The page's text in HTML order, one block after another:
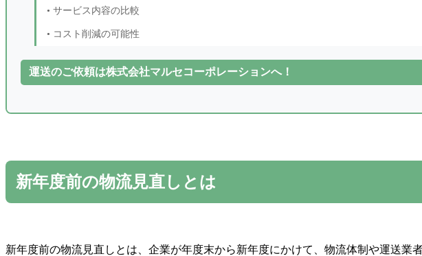
• サービス内容の比較
• コスト削減の可能性
運送のご依頼は株式会社マルセコーポレーションへ！
新年度前の物流見直しとは
新年度前の物流見直しとは、企業が年度末から新年度にかけて、物流体制や運送